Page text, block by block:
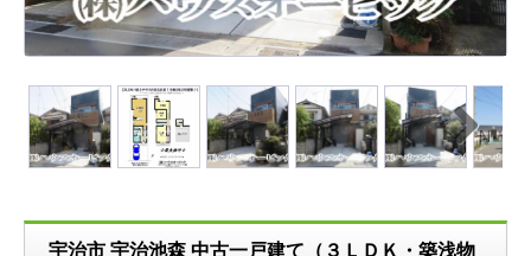
N
ext
宇治市 宇治池森 中古一戸建て（３ＬＤＫ・築浅物